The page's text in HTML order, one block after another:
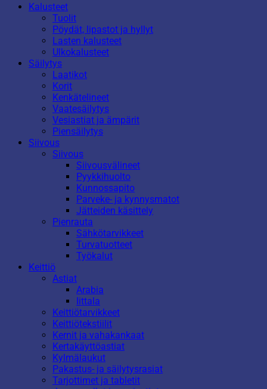
Kalusteet
Tuolit
Pöydät, lipastot ja hyllyt
Lasten kalusteet
Ulkokalusteet
Säilytys
Laatikot
Korit
Kenkätelineet
Vaatesäilytys
Vesiastiat ja ämpärit
Piensäilytys
Siivous
Siivous
Siivousvälineet
Pyykkihuolto
Kunnossapito
Parveke- ja kynnysmatot
Jätteiden käsittely
Pienrauta
Sähkötarvikkeet
Turvatuotteet
Työkalut
Keittiö
Astiat
Arabia
Iittala
Keittiötarvikkeet
Keittiötekstiilit
Kernit ja vahakankaat
Kertakäyttöastiat
Kylmälaukut
Pakastus- ja säilytysrasiat
Tarjottimet ja tabletit